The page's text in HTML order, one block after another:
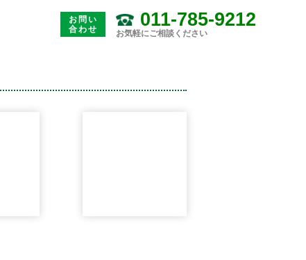
お問い
合わせ
011-785-9212
お気軽にご相談ください